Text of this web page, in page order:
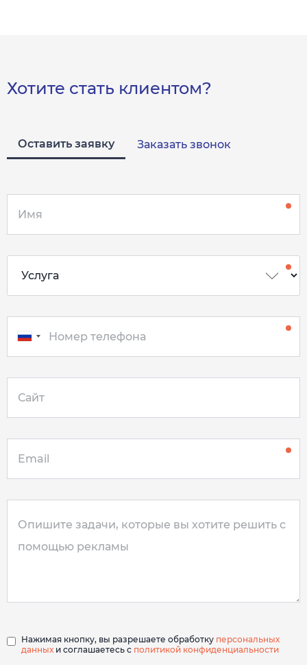
Хотите стать клиентом?
Оставить заявку Заказать звонок
Нажимая кнопку, вы разрешаете обработку персональных
данных и соглашаетесь с политикой конфиденциальности